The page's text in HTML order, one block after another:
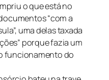
o que está no
“com a
uma delas taxada
porque fazia um
funcionamento do